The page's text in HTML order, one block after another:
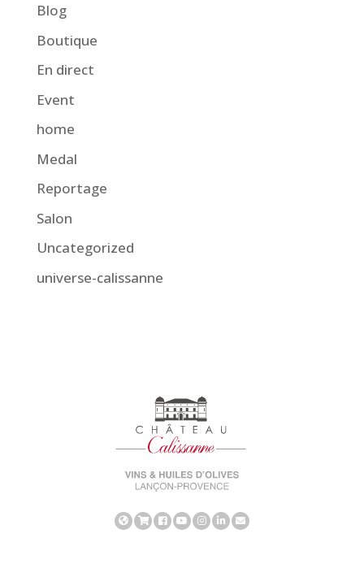
Blog
Boutique
En direct
Event
home
Medal
Reportage
Salon
Uncategorized
universe-calissanne